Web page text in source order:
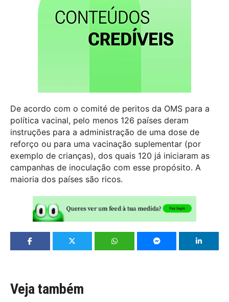
De acordo com o comité de peritos da OMS para a
política vacinal, pelo menos 126 países deram
instruções para a administração de uma dose de
reforço ou para uma vacinação suplementar (por
exemplo de crianças), dos quais 120 já iniciaram as
campanhas de inoculação com esse propósito. A
maioria dos países são ricos.
Veja também